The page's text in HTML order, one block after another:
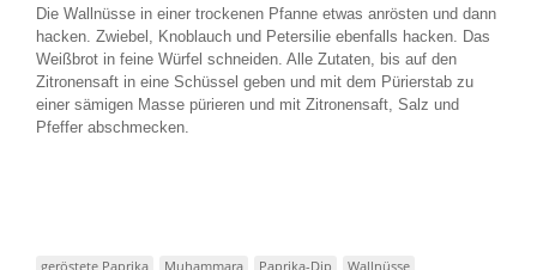
Die Wallnüsse in einer trockenen Pfanne etwas anrösten und dann
hacken. Zwiebel, Knoblauch und Petersilie ebenfalls hacken. Das
Weißbrot in feine Würfel schneiden. Alle Zutaten, bis auf den
Zitronensaft in eine Schüssel geben und mit dem Pürierstab zu
einer sämigen Masse pürieren und mit Zitronensaft, Salz und
Pfeffer abschmecken.
geröstete Paprika Muhammara Paprika-Dip Wallnüsse